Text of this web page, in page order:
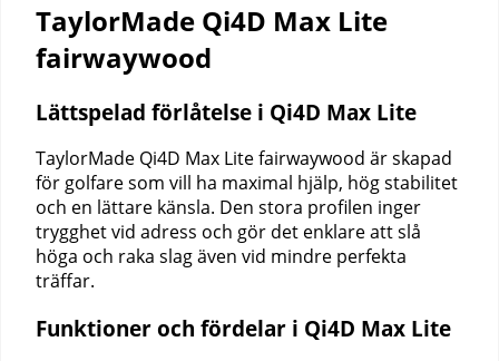
TaylorMade Qi4D Max Lite
fairwaywood
Lättspelad förlåtelse i Qi4D Max Lite
TaylorMade Qi4D Max Lite fairwaywood är skapad
för golfare som vill ha maximal hjälp, hög stabilitet
och en lättare känsla. Den stora profilen inger
trygghet vid adress och gör det enklare att slå
höga och raka slag även vid mindre perfekta
träffar.
Funktioner och fördelar i Qi4D Max Lite